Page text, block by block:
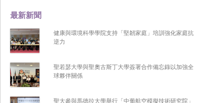
最新新聞
健康與環境科學學院支持「堅韌家庭」培訓強化家庭抗
逆力
聖若瑟大學與聖奧古斯丁大學簽署合作備忘錄以加強全
球夥伴關係
聖大參與馬德拉大學舉行「中葡航空模擬技術研究院」